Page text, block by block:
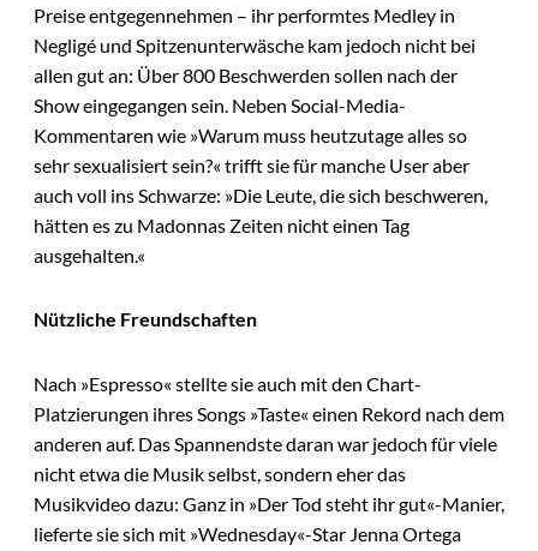
Preise entgegennehmen – ihr performtes Medley in
Negligé und Spitzenunterwäsche kam jedoch nicht bei
allen gut an: Über 800 Beschwerden sollen nach der
Show eingegangen sein. Neben Social-Media-
Kommentaren wie »Warum muss heutzutage alles so
sehr sexualisiert sein?« trifft sie für manche User aber
auch voll ins Schwarze: »Die Leute, die sich beschweren,
hätten es zu Madonnas Zeiten nicht einen Tag
ausgehalten.«
Nützliche Freundschaften
Nach »Espresso« stellte sie auch mit den Chart-
Platzierungen ihres Songs »Taste« einen Rekord nach dem
anderen auf. Das Spannendste daran war jedoch für viele
nicht etwa die Musik selbst, sondern eher das
Musikvideo dazu: Ganz in »Der Tod steht ihr gut«-Manier,
lieferte sie sich mit »Wednesday«-Star Jenna Ortega